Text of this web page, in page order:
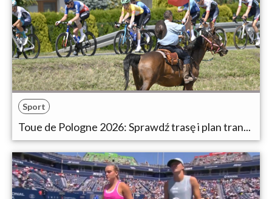
Sport
Toue de Pologne 2026: Sprawdź trasę i plan tran...